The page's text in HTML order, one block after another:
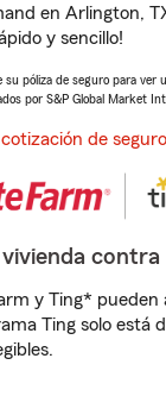
en Arlington,
y sencillo!
su póliza de seguro para ver
por S&P Global Market
cotización de
y Ting* pueden
Ting solo está